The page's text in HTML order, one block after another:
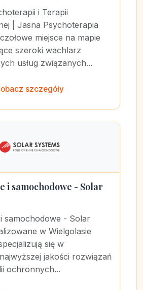
i Terapii
| Jasna Psychoterapia
miejsce na mapie
szeroki wachlarz
usług związanych...
szczegóły
i samochodowe - Solar
samochodowe - Solar
w Wielgolasie
się w
jakości rozwiązań
ochronnych...